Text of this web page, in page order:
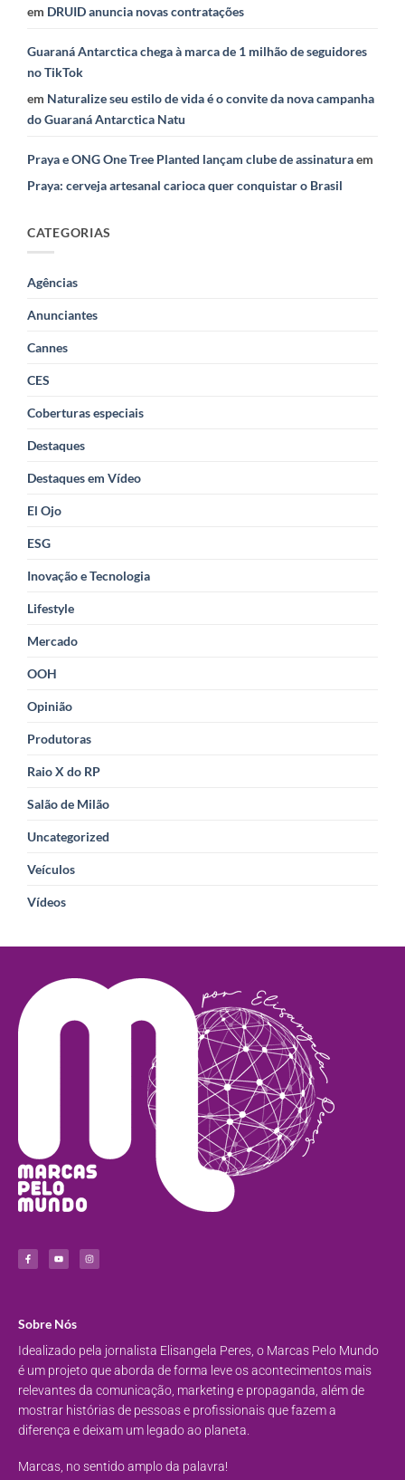
em DRUID anuncia novas contratações
Guaraná Antarctica chega à marca de 1 milhão de seguidores
no TikTok
em Naturalize seu estilo de vida é o convite da nova campanha
do Guaraná Antarctica Natu
Praya e ONG One Tree Planted lançam clube de assinaturaem
Praya: cerveja artesanal carioca quer conquistar o Brasil
CATEGORIAS
Agências
Anunciantes
Cannes
CES
Coberturas especiais
Destaques
Destaques em Vídeo
El Ojo
ESG
Inovação e Tecnologia
Lifestyle
Mercado
OOH
Opinião
Produtoras
Raio X do RP
Salão de Milão
Uncategorized
Veículos
Vídeos
Sobre Nós
Idealizado pela jornalista Elisangela Peres, o Marcas Pelo Mundo
é um projeto que aborda de forma leve os acontecimentos mais
relevantes da comunicação, marketing e propaganda, além de
mostrar histórias de pessoas e profissionais que fazem a
diferença e deixam um legado ao planeta.
Marcas, no sentido amplo da palavra!